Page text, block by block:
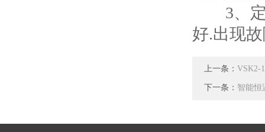
3、定
好.出现
上一条： VSK2-
下一条： 智能恒